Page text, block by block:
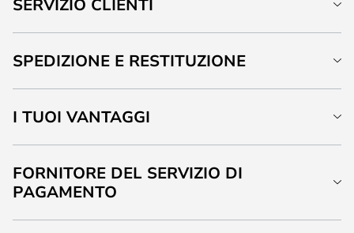
SERVIZIO CLIENTI
SPEDIZIONE E RESTITUZIONE
I TUOI VANTAGGI
FORNITORE DEL SERVIZIO DI
PAGAMENTO